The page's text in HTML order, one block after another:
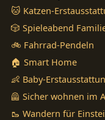
🐱 Katzen-
🎲 Spieleabend
🚲 Fahrrad-Pendeln
🏠 Smart Home
👶 Baby-
🦺 Sicher wohnen im
🥾 Wandern für